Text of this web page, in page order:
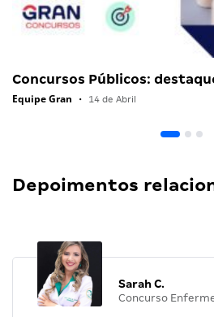
Concursos Públicos:
Equipe Gran • 14 de Abril
Depoimentos
Sarah C.
Concurso